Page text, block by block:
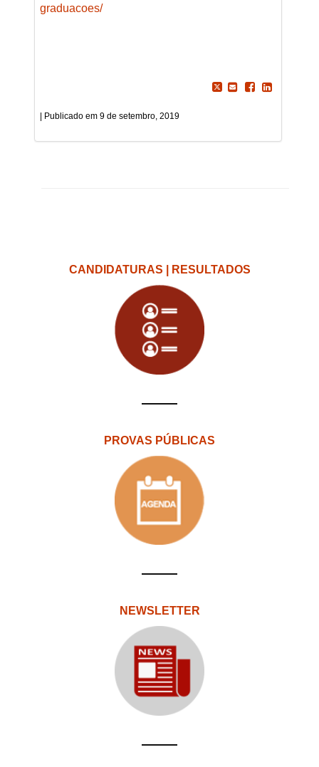
graduacoes/
9 de setembro, 2019
CANDIDATURAS | RESULTADOS
PROVAS PÚBLICAS
NEWSLETTER